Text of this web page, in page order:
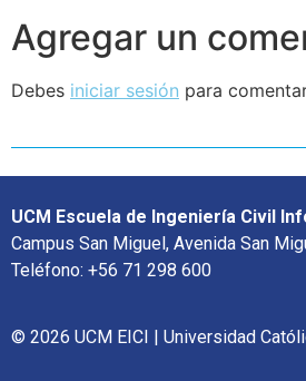
Agregar un
Debes iniciar sesión para
UCM Escuela de Ingeniería Civil
Campus San Miguel, Avenida San
Teléfono: +56 71 298 600
© 2026 UCM EICI | Universidad